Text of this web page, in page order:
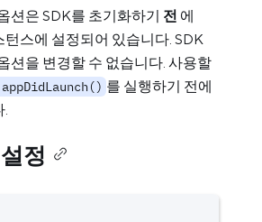
션은 SDK를 초기화하기 전 에
턴스에 설정되어 있습니다. SDK
션을 변경할 수 없습니다. 사용할
를 실행하기 전에
.
정